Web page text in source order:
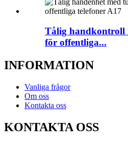
Tålig handkontroll
för offentliga...
INFORMATION
Vanliga frågor
Om oss
Kontakta oss
KONTAKTA OSS